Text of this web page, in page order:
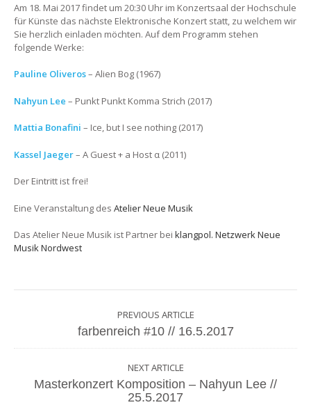
Am 18. Mai 2017 findet um 20:30 Uhr im Konzertsaal der Hochschule
für Künste das nächste Elektronische Konzert statt, zu welchem wir
Sie herzlich einladen möchten. Auf dem Programm stehen
folgende Werke:
Pauline Oliveros– Alien Bog (1967)
Nahyun Lee – Punkt Punkt Komma Strich (2017)
Mattia Bonafini – Ice, but I see nothing (2017)
Kassel Jaeger– A Guest + a Host α (2011)
Der Eintritt ist frei!
Eine Veranstaltung des Atelier Neue Musik
Das Atelier Neue Musik ist Partner bei klangpol. Netzwerk Neue
Musik Nordwest
PREVIOUS ARTICLE
farbenreich #10 // 16.5.2017
NEXT ARTICLE
Masterkonzert Komposition – Nahyun Lee //
25.5.2017